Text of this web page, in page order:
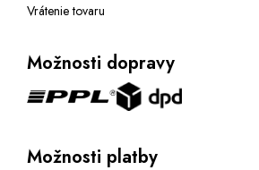
Vrátenie tovaru
Možnosti dopravy
Možnosti platby